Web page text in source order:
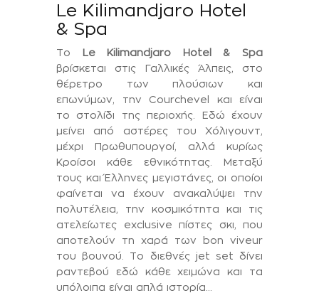
Le Kilimandjaro Hotel
& Spa
Το LeKilimandjaro Hotel & Spa
βρίσκεται στις Γαλλικές Άλπεις, στο
θέρετρο των πλούσιων και
επωνύμων, την Courchevel και είναι
το στολίδι της περιοχής . Εδώ έχουν
μείνει από αστέρες του Χόλιγουντ,
μέχρι Πρωθυπουργοί, αλλά κυρίως
Κροίσοι κάθε εθνικότητας. Μεταξύ
τους και Έλληνες μεγιστάνες, οι οποίοι
φαίνεται να έχουν ανακαλύψει την
πολυτέλεια, την κοσμικότητα και τις
ατελείωτες exclusive πίστες σκι, που
αποτελούν τη χαρά των bon viveur
τουβουνού . Το διεθνές jet set δίνει
ραντεβού εδώ κάθε χειμώνα και τα
υπόλοιπα είναι απλά ιστορία…